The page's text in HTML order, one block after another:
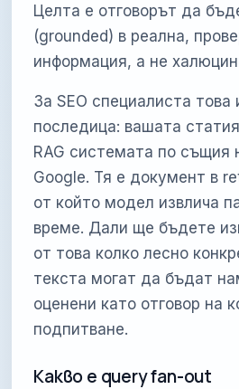
Целта е отговорът да
(grounded) в реална,
информация, а не
За SEO специалиста това
последица: вашата
RAG системата по същия
Google. Тя е документ в
от който модел извлича
време. Дали ще бъдете
от това колко лесно
текста могат да бъдат
оценени като отговор на
подпитване.
Какво е query fan-out